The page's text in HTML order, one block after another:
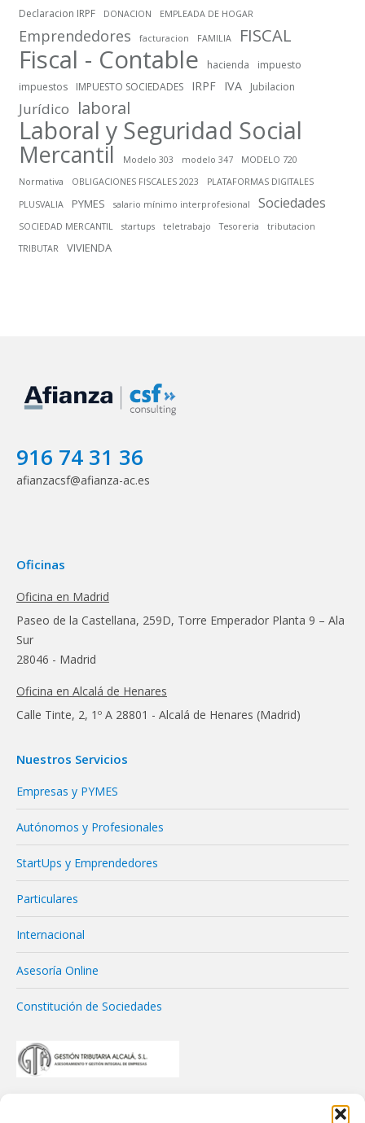
Declaracion IRPF DONACION EMPLEADA DE HOGAR
Emprendedores facturacion FAMILIA FISCAL
Fiscal - Contable hacienda
impuesto
impuestos
IMPUESTO SOCIEDADES IRPF IVA Jubilacion
Jurídico laboral
Laboral y Seguridad Social
Mercantil Modelo 303 modelo 347
MODELO 720
Normativa
OBLIGACIONES FISCALES 2023
PLATAFORMAS DIGITALES
PLUSVALIA
PYMES salario mínimo interprofesional Sociedades
SOCIEDAD MERCANTIL startups teletrabajo Tesoreria
tributacion
TRIBUTAR
VIVIENDA
916 74 31 36
afianzacsf@afianza-ac.es
Oficinas
Oficina en Madrid
Paseo de la Castellana, 259D, Torre Emperador Planta 9 – Ala
Sur
28046 - Madrid
Oficina en Alcalá de Henares
Calle Tinte, 2, 1º A 28801 - Alcalá de Henares (Madrid)
Nuestros Servicios
Empresas y PYMES
Autónomos y Profesionales
StartUps y Emprendedores
Particulares
Internacional
Asesoría Online
Constitución de Sociedades